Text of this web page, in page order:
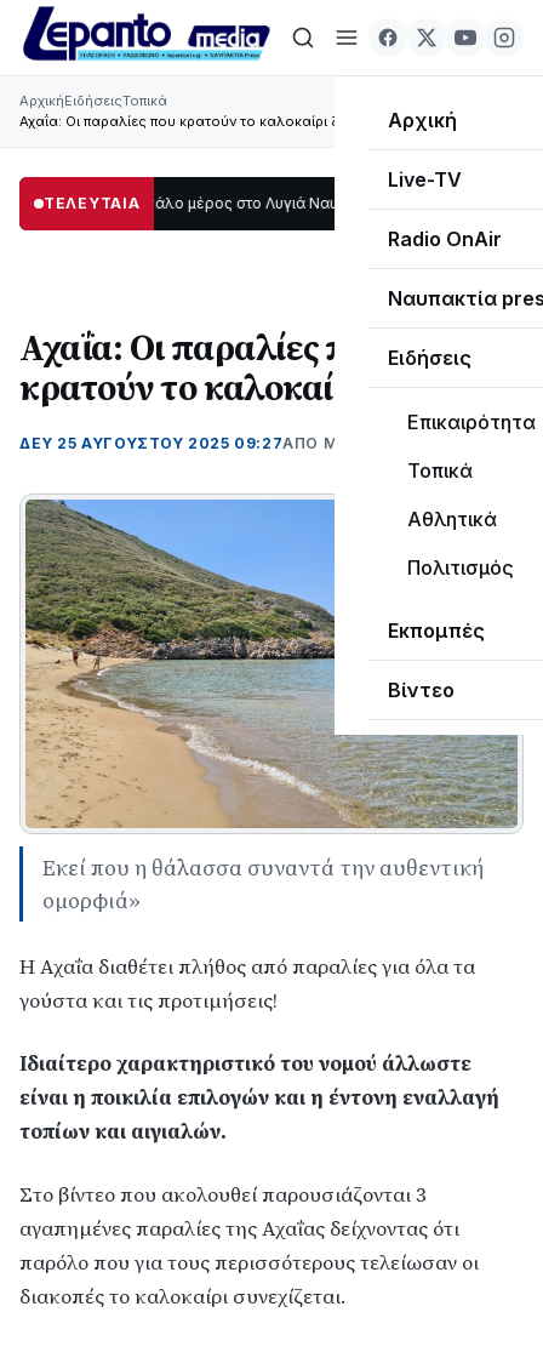
Αρχική
Live-TV
Radio OnAir
Ναυπακτία
Ειδήσεις
Επικαιρότητα
Τοπικά
Αθλητικά
Πολιτισμός
Εκπομπές
Βίντεο
ΑρχικήΕιδήσειςΤοπικά
Αχαΐα: Οι παραλίες που κρατούν το καλοκαίρι ζωντανό
ΤΕΛΕΥΤΑΙΑ
σκοτάδι μεγάλο μέρος στο Λυγιά Ναυπάκτου12:08
Αχαΐα: Οι παραλίες που
κρατούν το καλοκαίρι ζωντανό
ΔΕΥ 25 ΑΥΓΟΎΣΤΟΥ 2025 09:27ΑΠΌ ΜΑΝΤΩ ΚΑΠΕΝΤΖΩΝΗ
Εκεί που η θάλασσα συναντά την αυθεντική
ομορφιά»
Η Αχαΐα διαθέτει πλήθος από παραλίες για όλα τα
γούστα και τις προτιμήσεις!
Ιδιαίτερο χαρακτηριστικό του νομού άλλωστε
είναι η ποικιλία επιλογών και η έντονη εναλλαγή
τοπίων και αιγιαλών.
Στο βίντεο που ακολουθεί παρουσιάζονται 3
αγαπημένες παραλίες της Αχαΐας δείχνοντας ότι
παρόλο που για τους περισσότερους τελείωσαν οι
διακοπές το καλοκαίρι συνεχίζεται.